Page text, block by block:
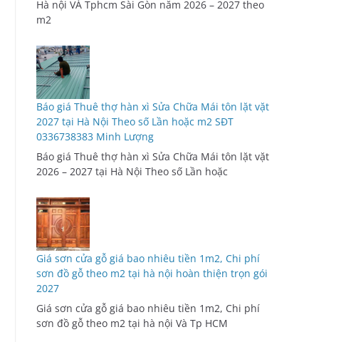
Hà nội VÀ Tphcm Sài Gòn năm 2026 – 2027 theo
m2
Báo giá Thuê thợ hàn xì Sửa Chữa Mái tôn lặt vặt
2027 tại Hà Nội Theo số Lần hoặc m2 SĐT
0336738383 Minh Lượng
Báo giá Thuê thợ hàn xì Sửa Chữa Mái tôn lặt vặt
2026 – 2027 tại Hà Nội Theo số Lần hoặc
Giá sơn cửa gỗ giá bao nhiêu tiền 1m2, Chi phí
sơn đồ gỗ theo m2 tại hà nội hoàn thiện trọn gói
2027
Giá sơn cửa gỗ giá bao nhiêu tiền 1m2, Chi phí
sơn đồ gỗ theo m2 tại hà nội Và Tp HCM